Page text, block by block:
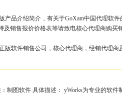
产品介绍简介，有关于GoXam中国代理软
及销售报价价格表等请致电核心代理商购买
版软件销售公司，核心代理商，经销代理商
制图软件 具体描述： yWorks为专业的软